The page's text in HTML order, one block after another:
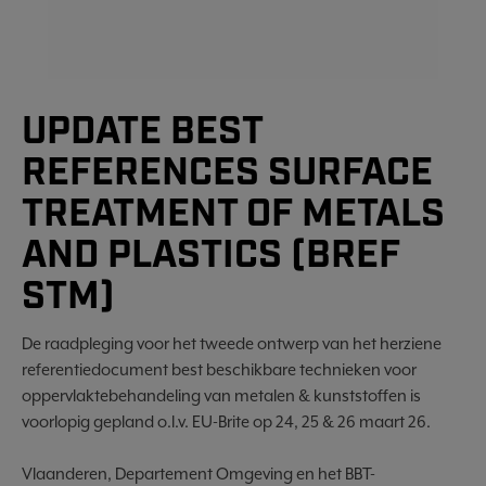
UPDATE BEST
REFERENCES SURFACE
TREATMENT OF METALS
AND PLASTICS (BREF
STM)
De raadpleging voor het tweede ontwerp van het herziene
referentiedocument best beschikbare technieken voor
oppervlaktebehandeling van metalen & kunststoffen is
voorlopig gepland o.l.v. EU-Brite op 24, 25 & 26 maart 26.
Vlaanderen, Departement Omgeving en het BBT-